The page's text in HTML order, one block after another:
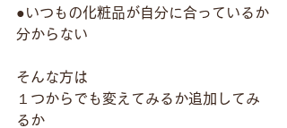
●いつもの化粧品が自分に合っているか
分からない
そんな方は
１つからでも変えてみるか追加してみ
るか